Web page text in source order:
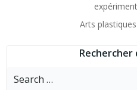
Arts
Rechercher
Search